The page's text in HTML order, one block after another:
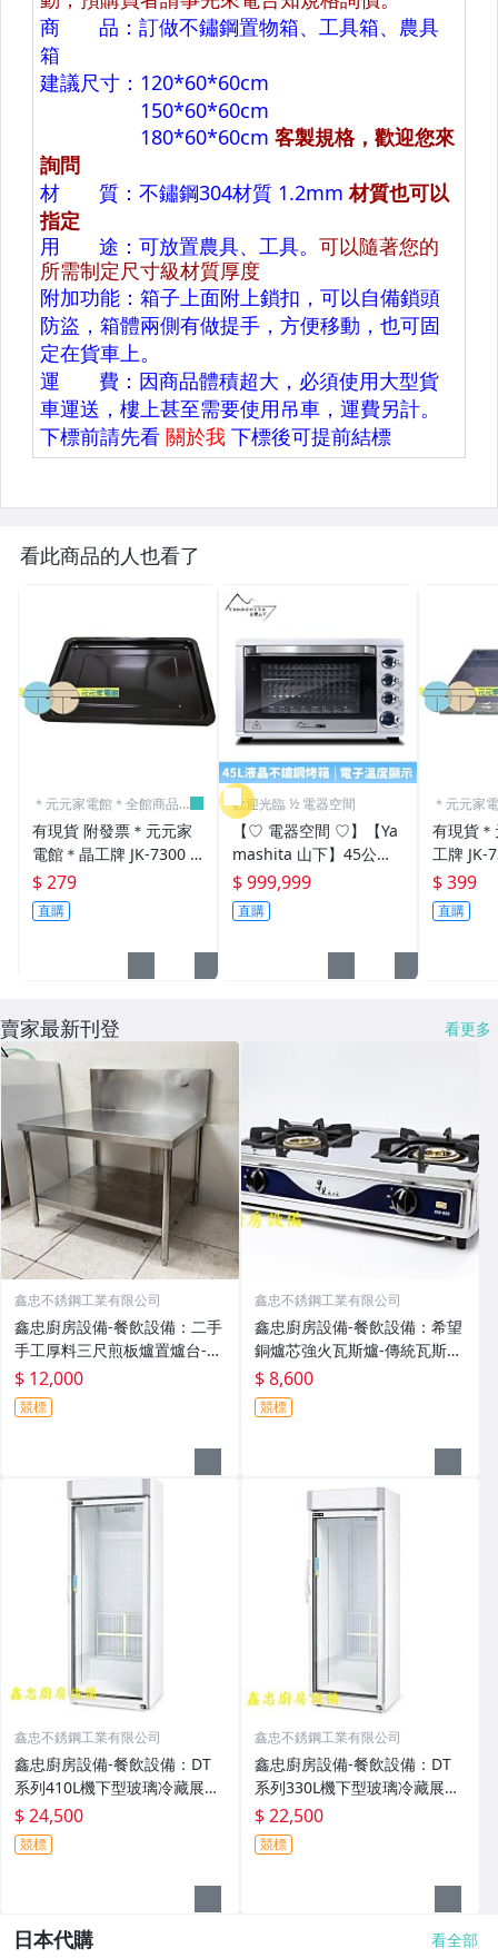
看此商品的人也看了
＊元元家電館＊全館商品
有現貨 附發票＊元元家
電館＊晶工牌 JK-7300 . J
K-630 專用淺烤盤 JK-30
L-02
$ 279
直購
歡迎光臨 ½ 電器空間
【♡ 電器空間 ♡】【Ya
mashita 山下】45公升
液晶不鏽鋼電烤箱(YS-14
50OV)
$ 999,999
直購
＊元元家
有現貨
工牌 JK-
JK-630
L-01
$ 399
直購
賣家最新刊登 看更多
鑫忠不銹鋼工業有限公司
鑫忠廚房設備-餐飲設備：二手
手工厚料三尺煎板爐置爐台-賣
場有烤箱-電磁爐-西餐爐-咖啡
機-攪拌機-冰箱-煮麵機-水槽-
冷凍櫃-油炸機-發酵箱-快速爐
$ 12,000
競標
鑫忠不銹鋼工業有限公司
鑫忠廚房設備-餐飲設備：希望
銅爐芯強火瓦斯爐-傳統瓦斯
爐-賣場有流理台-冰箱-工作檯-
吊櫃-出爐架-烘碗機-咖啡機-電
磁爐-西餐爐-烤箱-攪拌機-水槽
$ 8,600
競標
鑫忠不銹鋼工業有限公司
鑫忠廚房設備-餐飲設備：DT
系列410L機下型玻璃冷藏展示
冰箱-賣場有水槽-烤箱-快速爐-
果汁機-油炸機-咖啡機-工作台-
飲料機-電磁爐-吧台-西餐爐-煮
$ 24,500
競標
鑫忠不銹鋼工業有限公司
鑫忠廚房設備-餐飲設備：DT
系列330L機下型玻璃冷藏展示
冰箱-賣場有水槽-烤箱-快速爐-
果汁機-油炸機-咖啡機-工作台-
飲料機-電磁爐-吧台-西餐爐-煮
$ 22,500
競標
日本代購 看全部